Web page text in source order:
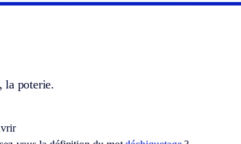
la poterie.